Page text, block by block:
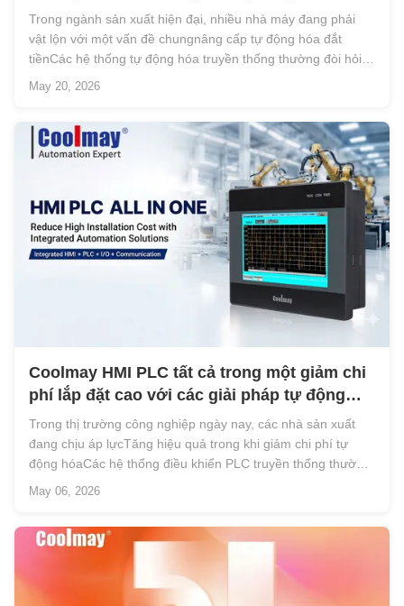
HMI PLC All In One
Trong ngành sản xuất hiện đại, nhiều nhà máy đang phải
vật lộn với một vấn đề chungnâng cấp tự động hóa đắt
tiềnCác hệ thống tự động hóa truyền thống thường đòi hỏi
các PLC, HMI, tủ điện và cấu trúc dây điện phức tạp.nhưng
May 20, 2026
Coolmay HMI PLC tất cả trong một giảm chi
phí lắp đặt cao với các giải pháp tự động
hóa tích hợp
Trong thị trường công nghiệp ngày nay, các nhà sản xuất
đang chịu áp lựcTăng hiệu quả trong khi giảm chi phí tự
động hóaCác hệ thống điều khiển PLC truyền thống thường
yêu cầu tủ điện lớn, dây điện phức tạp, các thiết bị HMI và
PLC riêng biệt và thời gian cài đặt dài.Những vấn đề này
May 06, 2026